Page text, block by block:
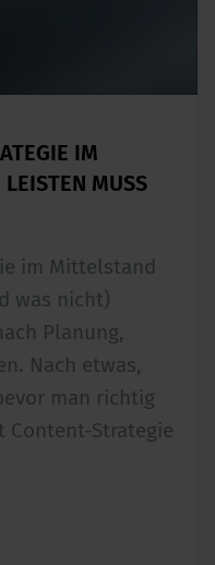
IM
MUSS
im Mittelstand
was nicht)
Planung,
Nach etwas,
man richtig
Strategie